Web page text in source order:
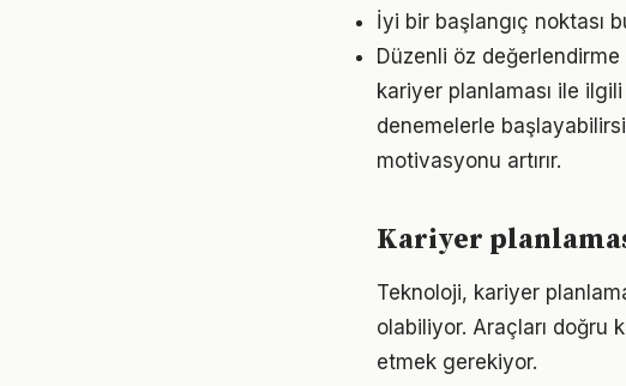
İyi bir başlangıç noktası
Düzenli öz
kariyer planlaması ile
denemelerle
motivasyonu artırır.
Kariyer
Teknoloji, kariyer
olabiliyor. Araçları doğru
etmek gerekiyor.